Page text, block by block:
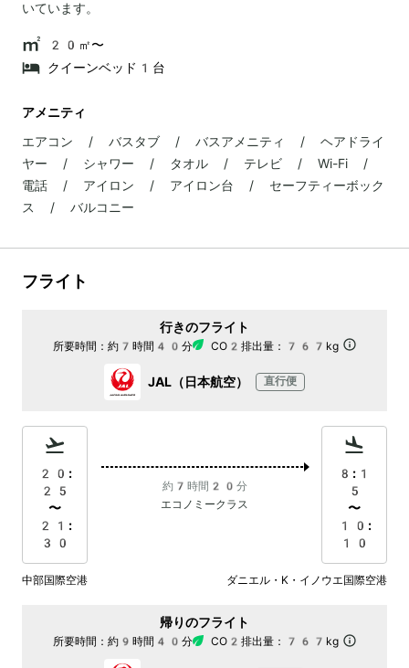
いています。
20㎡〜
クイーンベッド1台
アメニティ
エアコン / バスタブ / バスアメニティ / ヘアドライ
ヤー / シャワー / タオル / テレビ / Wi-Fi /
電話 / アイロン / アイロン台 / セーフティーボック
ス / バルコニー
フライト
行きのフライト
所要時間： 約7時間40分 CO2排出量： 767kg
JAL（日本航空） 直行便
20:
25
〜
21:
30
約7時間20分
エコノミークラス
8:1
5
〜
10:
10
中部国際空港 ダニエル・K・イノウエ国際空港
帰りのフライト
所要時間： 約9時間40分 CO2排出量： 767kg